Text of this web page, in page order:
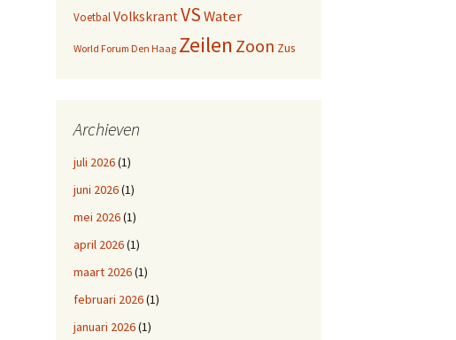
VoetbalVolkskrantVSWater
World Forum Den Haag Zeilen Zoon Zus
Archieven
juli 2026(1)
juni 2026(1)
mei 2026(1)
april 2026(1)
maart 2026(1)
februari 2026(1)
januari 2026(1)